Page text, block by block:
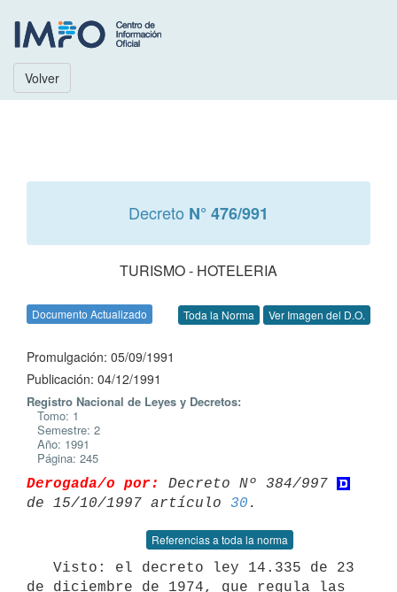
Volver
Decreto N° 476/991
TURISMO - HOTELERIA
Documento Actualizado Toda la Norma Ver Imagen del D.O.
Promulgación: 05/09/1991
Publicación: 04/12/1991
Registro Nacional de Leyes y Decretos:
Tomo: 1
Semestre: 2
Año: 1991
Página: 245
Derogada/o por:
Decreto Nº 384/997
de 15/10/1997 artículo 30
Referencias a toda la norma
de diciembre de 1974, que regula las